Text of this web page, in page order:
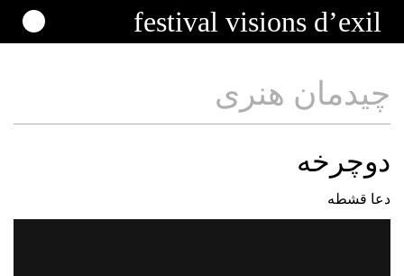
festival visions d’exil
چیدمان هنری
دوچرخه
دعا قشطه